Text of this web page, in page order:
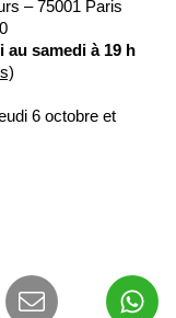
– 75001 Paris
au samedi à 19 h
6 octobre et